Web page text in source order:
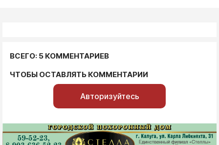
ВСЕГО: 5 КОММЕНТАРИЕВ
ЧТОБЫ ОСТАВЛЯТЬ КОММЕНТАРИИ
Авторизуйтесь